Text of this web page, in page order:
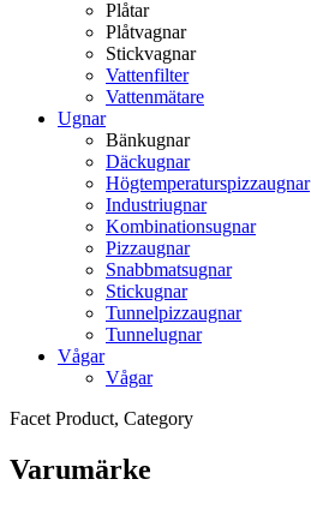
Plåtar
Plåtvagnar
Stickvagnar
Vattenfilter
Vattenmätare
Ugnar
Bänkugnar
Däckugnar
Högtemperaturspizzaugnar
Industriugnar
Kombinationsugnar
Pizzaugnar
Snabbmatsugnar
Stickugnar
Tunnelpizzaugnar
Tunnelugnar
Vågar
Vågar
Facet Product, Category
Varumärke